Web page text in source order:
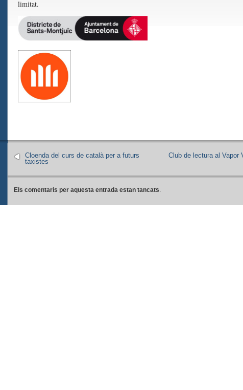
limitat.
Club de lectura al Vapor
Cloenda del curs de català per a futurs
taxistes
Els comentaris per aquesta entrada estan tancats.